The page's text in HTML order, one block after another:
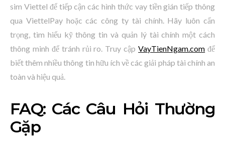
sim Viettel để tiếp cận các hình thức vay tiền gián tiếp thông
qua ViettelPay hoặc các công ty tài chính. Hãy luôn cẩn
trọng, tìm hiểu kỹ thông tin và quản lý tài chính một cách
thông minh để tránh rủi ro. Truy cậpVayTienNgam.com để
biết thêm nhiều thông tin hữu ích về các giải pháp tài chính an
toàn và hiệu quả.
FAQ: Các Câu Hỏi Thường
Gặp